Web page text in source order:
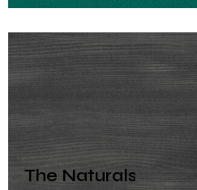
The Naturals